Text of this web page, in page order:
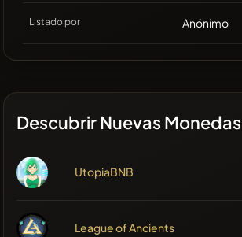
Listado por Anónimo
Descubrir Nuevas Monedas
UtopiaBNB
League of Ancients